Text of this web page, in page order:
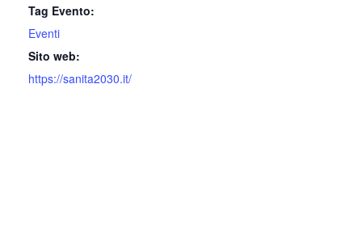
Tag Evento:
Eventi
Sito web:
https://sanita2030.it/